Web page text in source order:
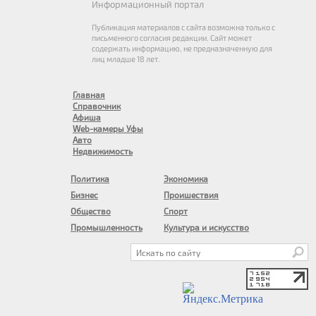
Информационный портал
Публикация материалов с сайта возможна только с
письменного согласия редакции. Сайт может
содержать информацию, не предназначенную для
лиц младше 18 лет.
Главная
Справочник
Афиша
Web-камеры Уфы
Авто
Недвижимость
Политика
Бизнес
Общество
Промышленность
Экономика
Проишествия
Спорт
Культура и искусство